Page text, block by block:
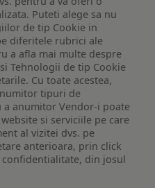
Puteti alege sa nu
de tip Cookie in
diferitele rubrici ale
a afla mai multe despre
Tehnologii de tip Cookie
Cu toate acestea,
tipuri de
a anumitor Vendor-i poate
si serviciile pe care
al vizitei dvs. pe
anterioara, prin click
din josul